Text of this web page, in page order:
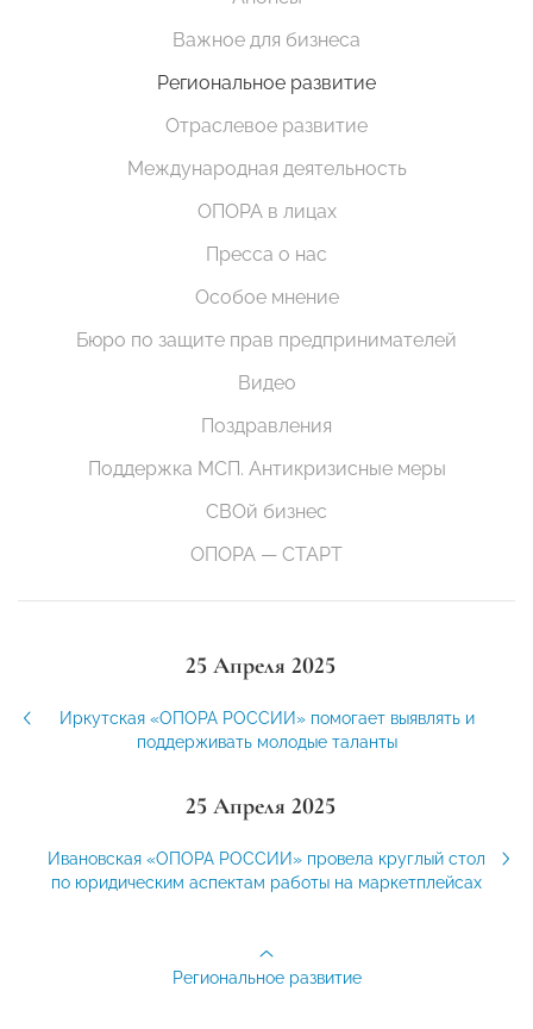
Важное для бизнеса
Региональное развитие
Отраслевое развитие
Международная деятельность
ОПОРА в лицах
Пресса о нас
Особое мнение
Бюро по защите прав предпринимателей
Видео
Поздравления
Поддержка МСП. Антикризисные меры
СВОй бизнес
ОПОРА — СТАРТ
25 Апреля 2025
Иркутская «ОПОРА РОССИИ» помогает выявлять и
поддерживать молодые таланты
25 Апреля 2025
Ивановская «ОПОРА РОССИИ» провела круглый стол
по юридическим аспектам работы на маркетплейсах
Региональное развитие